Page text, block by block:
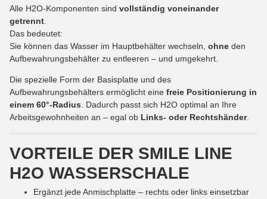
Alle H2O-Komponenten sind vollständig voneinander
getrennt.
Das bedeutet:
Sie können das Wasser im Hauptbehälter wechseln, ohne den
Aufbewahrungsbehälter zu entleeren – und umgekehrt.
Die spezielle Form der Basisplatte und des
Aufbewahrungsbehälters ermöglicht eine freie Positionierung in
einem 60°-Radius. Dadurch passt sich H2O optimal an Ihre
Arbeitsgewohnheiten an – egal ob Links- oder Rechtshänder.
VORTEILE DER SMILE LINE
H2O WASSERSCHALE
Ergänzt jede Anmischplatte – rechts oder links einsetzbar